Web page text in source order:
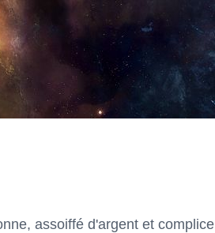
assoiffé d'argent et complice